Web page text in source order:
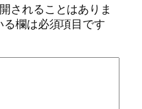
されることはありま
る欄は必須項目です